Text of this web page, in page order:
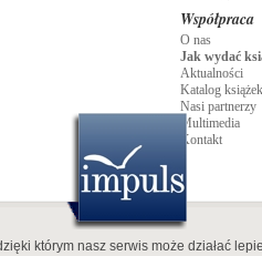
Współpraca
O nas
Jak wydać
Aktualności
Katalog książek
Nasi partnerzy
Multimedia
Kontakt
którym nasz serwis może działać